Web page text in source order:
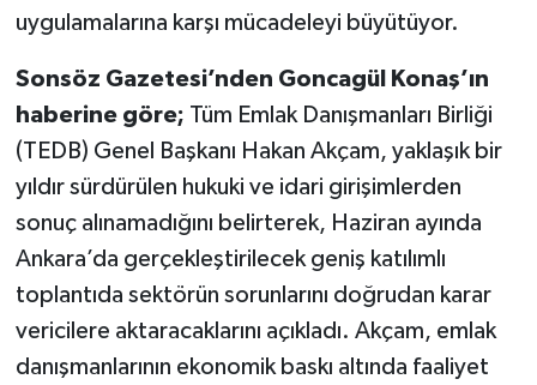
uygulamalarına karşı mücadeleyi büyütüyor.
Sonsöz Gazetesi’nden Goncagül Konaş’ın
haberine göre; Tüm Emlak Danışmanları Birliği
(TEDB) Genel Başkanı Hakan Akçam, yaklaşık bir
yıldır sürdürülen hukuki ve idari girişimlerden
sonuç alınamadığını belirterek, Haziran ayında
Ankara’da gerçekleştirilecek geniş katılımlı
toplantıda sektörün sorunlarını doğrudan karar
vericilere aktaracaklarını açıkladı. Akçam, emlak
danışmanlarının ekonomik baskı altında faaliyet
Sonsöz Özel
Spor
Vasıta
Yaşam